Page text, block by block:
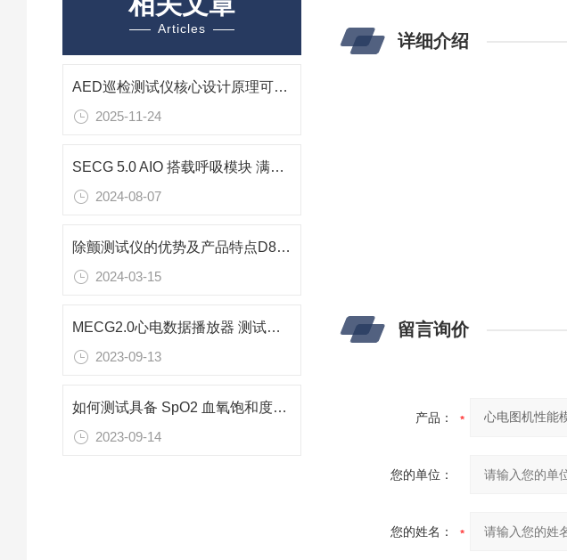
Articles
AED巡检测试仪核心设计原理可分为三大模块
2025-11-24
SECG 5.0 AIO 搭载呼吸模块 满足更精细的测试需求
2024-08-07
除颤测试仪的优势及产品特点D8-PF
2024-03-15
MECG2.0心电数据播放器 测试方法
2023-09-13
如何测试具备 SpO2 血氧饱和度量测功能的穿戴式装置
2023-09-14
详细介绍
留言询价
产品：
您的单位：
您的姓名：